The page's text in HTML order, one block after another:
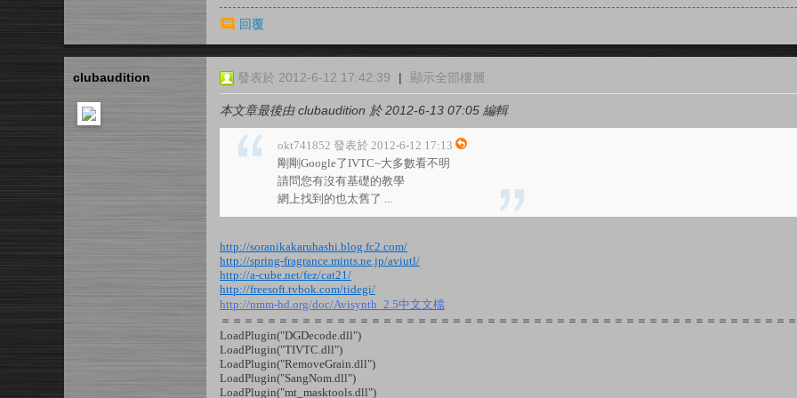
回覆
clubaudition 發表於 2012-6-12 17:42:39 | 顯示全部樓層
本文章最後由 clubaudition 於 2012-6-13 07:05 編輯
okt741852 發表於 2012-6-12 17:13
剛剛Google了IVTC~大多數看不明
請問您有沒有基礎的教學
網上找到的也太舊了 ...
http://soranikakaruhashi.blog.fc2.com/
http://spring-fragrance.mints.ne.jp/aviutl/
http://a-cube.net/fez/cat21/
http://freesoft.tvbok.com/tidegi/
http://nmm-hd.org/doc/Avisynth_2.5中文文檔
＝＝＝＝＝＝＝＝＝＝＝＝＝＝＝＝＝＝＝＝＝＝＝＝＝＝＝＝＝＝＝＝＝＝＝＝＝＝＝＝＝＝＝＝＝＝＝＝＝＝
LoadPlugin("DGDecode.dll")
LoadPlugin("TIVTC.dll")
LoadPlugin("RemoveGrain.dll")
LoadPlugin("SangNom.dll")
LoadPlugin("mt_masktools.dll")